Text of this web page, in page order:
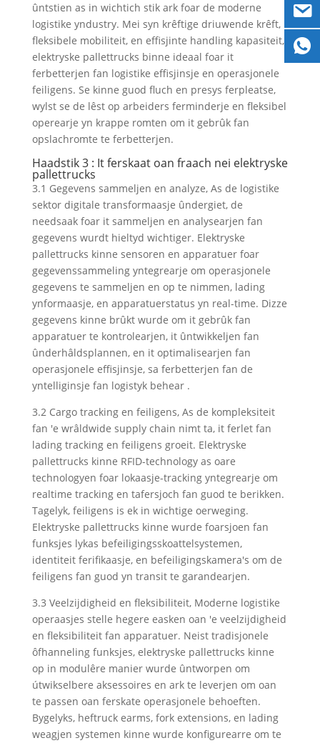
ûntstien as in wichtich stik ark foar de moderne
logistike yndustry. Mei syn krêftige driuwende krêft,
fleksibele mobiliteit, en effisjinte handling kapasiteit,
elektryske pallettrucks binne ideaal foar it
ferbetterjen fan logistike effisjinsje en operasjonele
feiligens. Se kinne guod fluch en presys ferpleatse,
wylst se de lêst op arbeiders ferminderje en fleksibel
operearje yn krappe romten om it gebrûk fan
opslachromte te ferbetterjen.
Haadstik 3 : It ferskaat oan fraach nei elektryske
pallettrucks
3.1 Gegevens sammeljen en analyze, As de logistike
sektor digitale transformaasje ûndergiet, de
needsaak foar it sammeljen en analysearjen fan
gegevens wurdt hieltyd wichtiger. Elektryske
pallettrucks kinne sensoren en apparatuer foar
gegevenssammeling yntegrearje om operasjonele
gegevens te sammeljen en op te nimmen, lading
ynformaasje, en apparatuerstatus yn real-time. Dizze
gegevens kinne brûkt wurde om it gebrûk fan
apparatuer te kontrolearjen, it ûntwikkeljen fan
ûnderhâldsplannen, en it optimalisearjen fan
operasjonele effisjinsje, sa ferbetterjen fan de
yntelliginsje fan logistyk behear .
3.2 Cargo tracking en feiligens, As de kompleksiteit
fan 'e wrâldwide supply chain nimt ta, it ferlet fan
lading tracking en feiligens groeit. Elektryske
pallettrucks kinne RFID-technology as oare
technologyen foar lokaasje-tracking yntegrearje om
realtime tracking en tafersjoch fan guod te berikken.
Tagelyk, feiligens is ek in wichtige oerweging.
Elektryske pallettrucks kinne wurde foarsjoen fan
funksjes lykas befeiligingsskoattelsystemen,
identiteit ferifikaasje, en befeiligingskamera's om de
feiligens fan guod yn transit te garandearjen.
3.3 Veelzijdigheid en fleksibiliteit, Moderne logistike
operaasjes stelle hegere easken oan 'e veelzijdigheid
en fleksibiliteit fan apparatuer. Neist tradisjonele
ôfhanneling funksjes, elektryske pallettrucks kinne
op in modulêre manier wurde ûntworpen om
útwikselbere aksessoires en ark te leverjen om oan
te passen oan ferskate operasjonele behoeften.
Bygelyks, heftruck earms, fork extensions, en lading
weagjen systemen kinne wurde konfigurearre om te